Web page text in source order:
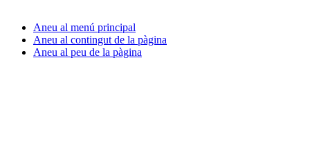
Aneu al menú principal
Aneu al contingut de la pàgina
Aneu al peu de la pàgina